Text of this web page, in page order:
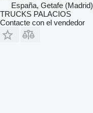
España, Getafe (Madrid)
TRUCKS PALACIOS
Contacte con el vendedor